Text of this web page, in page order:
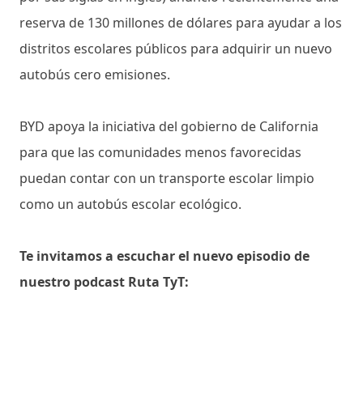
reserva de 130 millones de dólares para ayudar a los
distritos escolares públicos para adquirir un nuevo
autobús cero emisiones.
BYD apoya la iniciativa del gobierno de California
para que las comunidades menos favorecidas
puedan contar con un transporte escolar limpio
como un autobús escolar ecológico.
Te invitamos a escuchar el nuevo episodio de
nuestro podcast Ruta TyT: